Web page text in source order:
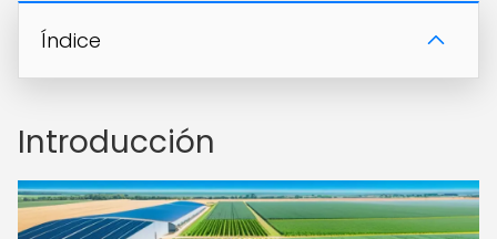
Índice
Introducción